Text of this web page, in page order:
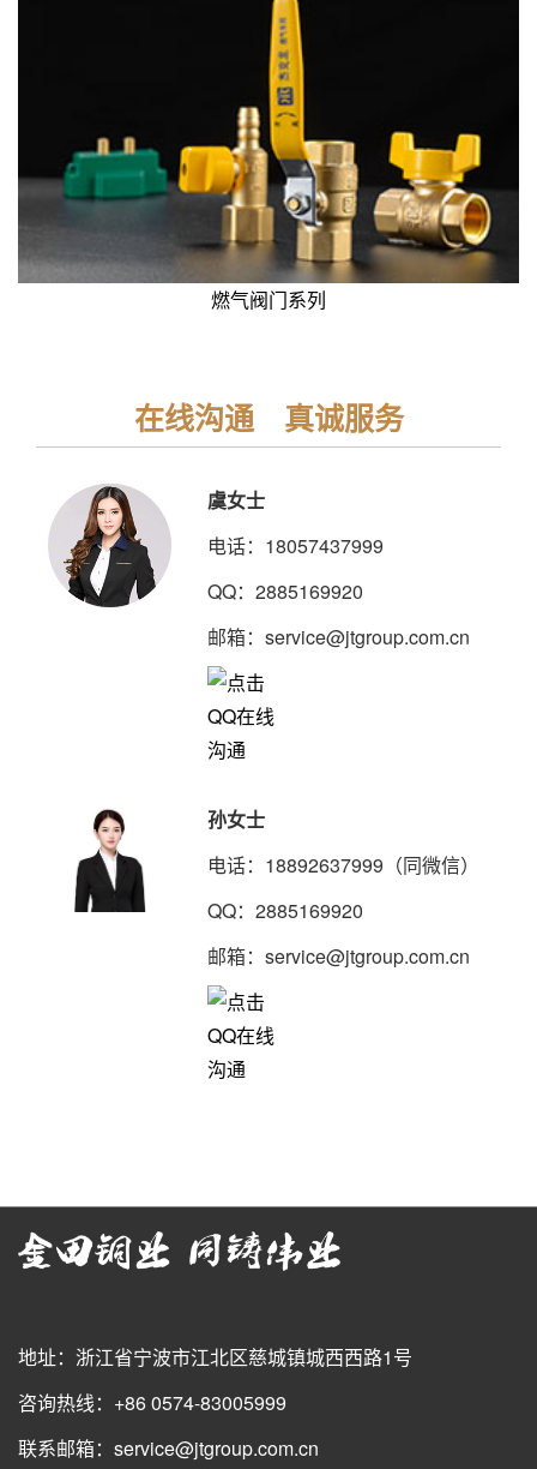
燃气阀门系列
在线沟通 真诚服务
虞女士
电话：18057437999
QQ：2885169920
邮箱：service@jtgroup.com.cn
孙女士
电话：18892637999（同微信）
QQ：2885169920
邮箱：service@jtgroup.com.cn
地址：浙江省宁波市江北区慈城镇城西西路1号
咨询热线：+86 0574-83005999
联系邮箱：service@jtgroup.com.cn